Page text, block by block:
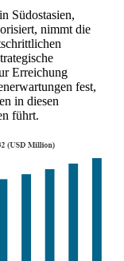
Südostasien,
nimmt die
Erreichung
fest,
in diesen
führt.